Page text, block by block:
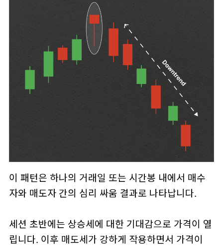
이 패턴은 하나의 거래일 또는 시간봉 내에서 매수
자와 매도자 간의 심리 싸움 결과로 나타납니다.
세션 초반에는 상승세에 대한 기대감으로 가격이 열
립니다. 이후 매도세가 강하게 작용하면서 가격이